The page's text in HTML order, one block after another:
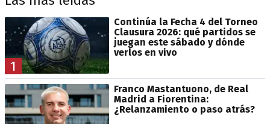
1
Continúa la Fecha 4 del Torneo
Clausura 2026: qué partidos se
juegan este sábado y dónde
verlos en vivo
Franco Mastantuono, de Real
Madrid a Fiorentina:
¿Relanzamiento o paso atrás?